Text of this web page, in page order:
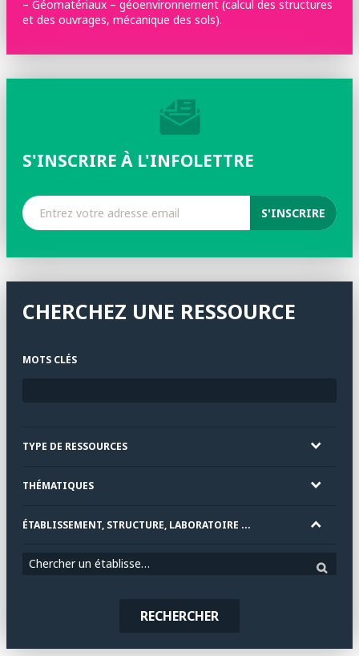
– Géomatériaux – géoenvironnement (calcul des structures
et des ouvrages, mécanique des sols).
S'INSCRIRE À L'INFOLETTRE
CHERCHEZ UNE RESSOURCE
MOTS CLÉS
TYPE DE RESSOURCES
THÉMATIQUES
ÉTABLISSEMENT, STRUCTURE, LABORATOIRE ...
Chercher un établissement
RECHERCHER